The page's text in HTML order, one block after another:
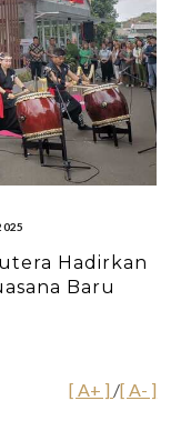
Hadirkan
Baru
[ A+ ] /[ A- ]